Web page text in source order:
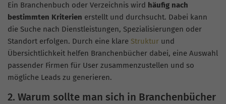
Ein Branchenbuch oder Verzeichnis wird häufig nach
bestimmten Kriterien erstellt und durchsucht. Dabei kann
die Suche nach Dienstleistungen, Spezialisierungen oder
Standort erfolgen. Durch eine klare Struktur und
Übersichtlichkeit helfen Branchenbücher dabei, eine Auswahl
passender Firmen für User zusammenzustellen und so
mögliche Leads zu generieren.
2. Warum sollte man sich in Branchenbücher